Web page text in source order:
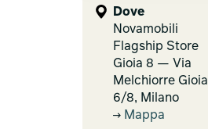
Dove
Novamobili
Flagship Store
Gioia 8 — Via
Melchiorre Gioia
6/8, Milano
Mappa